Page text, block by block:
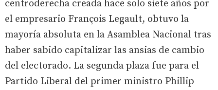
centroderecha creada hace solo siete años por
el empresario François Legault, obtuvo la
mayoría absoluta en la Asamblea Nacional tras
haber sabido capitalizar las ansias de cambio
del electorado. La segunda plaza fue para el
Partido Liberal del primer ministro Phillip